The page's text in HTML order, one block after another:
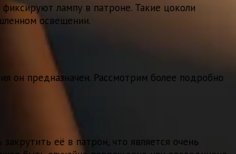
лампу в патроне. Такие цоколи
освещении.
он предназначен. Рассмотрим более подробно
её в патрон, что является очень